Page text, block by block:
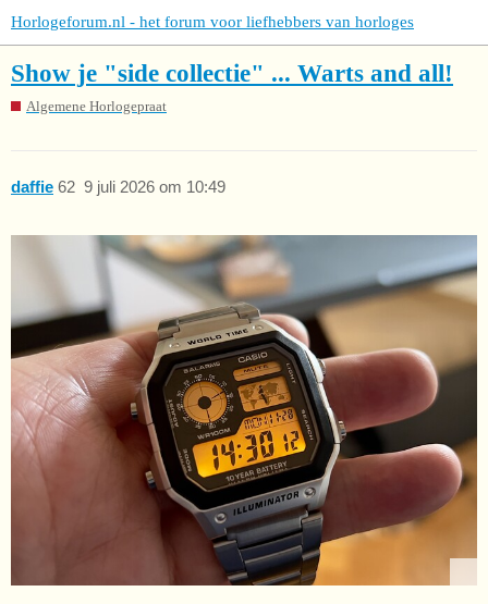
Horlogeforum.nl - het forum voor liefhebbers van horloges
Show je "side collectie" ... Warts and all!
Algemene Horlogepraat
daffie 9 juli 2026 om 10:49
62